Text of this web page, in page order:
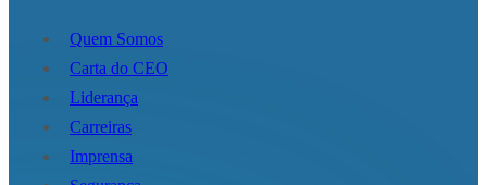
Quem Somos
Carta do CEO
Liderança
Carreiras
Imprensa